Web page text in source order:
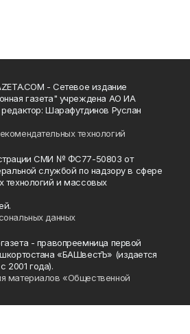
- Сетевое издание
газета" учреждена АО ИА
Шарафутдинов Руслан
технологий
СМИ № ФС77-50803 от
службой по надзору в сфере
технологий и массовых
данных
- правопреемница первой
«БАШвестЪ» (издается
года).
материалов «Общественной